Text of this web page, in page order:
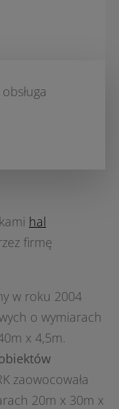
hal
firmę
w roku 2004
o wymiarach
x 4,5m.
zaowocowała
20m x 30m x